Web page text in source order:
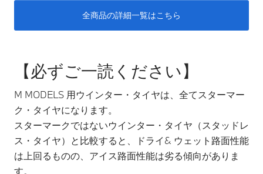
全商品の詳細一覧はこちら
【必ずご一読ください】
M MODELS 用ウインター・タイヤは、全てスターマー
ク・タイヤになります。
スターマークではないウインター・タイヤ（スタッドレ
ス・タイヤ）と比較すると、ドライ& ウェット路面性能
は上回るものの、アイス路面性能は劣る傾向がありま
す。